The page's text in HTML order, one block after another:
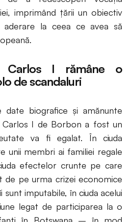
imprimând țării un obiectiv
la ceea ce avea să
Carlos I rămâne o
de scandaluri
date biografice și amănunte
Carlos I de Borbon a fost un
va fi egalat. În ciuda
unii membri ai familiei regale
efectelor crunte pe care
de pe urma crizei economice
sunt imputabile, în ciuda acelui
legat de participarea la o